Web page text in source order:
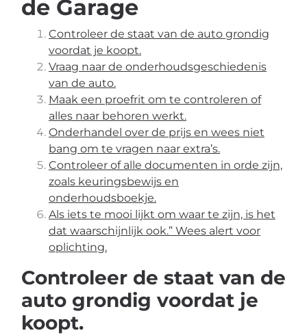
de Garage
Controleer de staat van de auto grondig
voordat je koopt.
Vraag naar de onderhoudsgeschiedenis
van de auto.
Maak een proefrit om te controleren of
alles naar behoren werkt.
Onderhandel over de prijs en wees niet
bang om te vragen naar extra’s.
Controleer of alle documenten in orde zijn,
zoals keuringsbewijs en
onderhoudsboekje.
Als iets te mooi lijkt om waar te zijn, is het
dat waarschijnlijk ook.” Wees alert voor
oplichting.
Controleer de staat van de
auto grondig voordat je
koopt.